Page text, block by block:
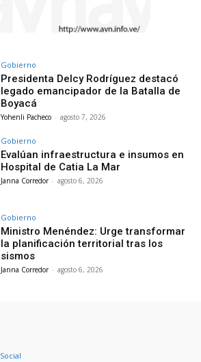
Gobierno
Presidenta Delcy Rodríguez destacó
legado emancipador de la Batalla de
Boyacá
Yohenli Pacheco - agosto 7, 2026
Gobierno
Evalúan infraestructura e insumos en
Hospital de Catia La Mar
Janna Corredor - agosto 6, 2026
Gobierno
Ministro Menéndez: Urge transformar
la planificación territorial tras los
sismos
Janna Corredor - agosto 6, 2026
Social